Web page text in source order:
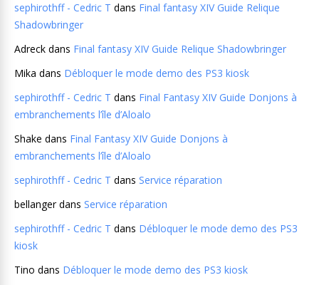
sephirothff - Cedric T dans Final fantasy XIV Guide Relique
Shadowbringer
Adreck dans Final fantasy XIV Guide Relique Shadowbringer
Mika dans Débloquer le mode demo des PS3 kiosk
sephirothff - Cedric T dans Final Fantasy XIV Guide Donjons à
embranchements l’île d’Aloalo
Shake dans Final Fantasy XIV Guide Donjons à
embranchements l’île d’Aloalo
sephirothff - Cedric T dans Service réparation
bellangerdans Service réparation
sephirothff - Cedric T dans Débloquer le mode demo des PS3
kiosk
Tino dans Débloquer le mode demo des PS3 kiosk